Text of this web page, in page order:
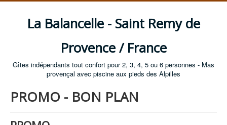
La Balancelle - Saint Remy de
Provence / France
Gîtes indépendants tout confort pour 2, 3, 4, 5 ou 6 personnes - Mas
provençal avec piscine aux pieds des Alpilles
PROMO - BON PLAN